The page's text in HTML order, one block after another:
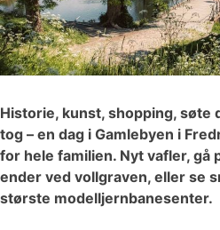
Historie, kunst, shopping, søte
tog – en dag i Gamlebyen i
for hele familien. Nyt vafler, gå
ender ved vollgraven, eller se
største modelljernbanesenter.